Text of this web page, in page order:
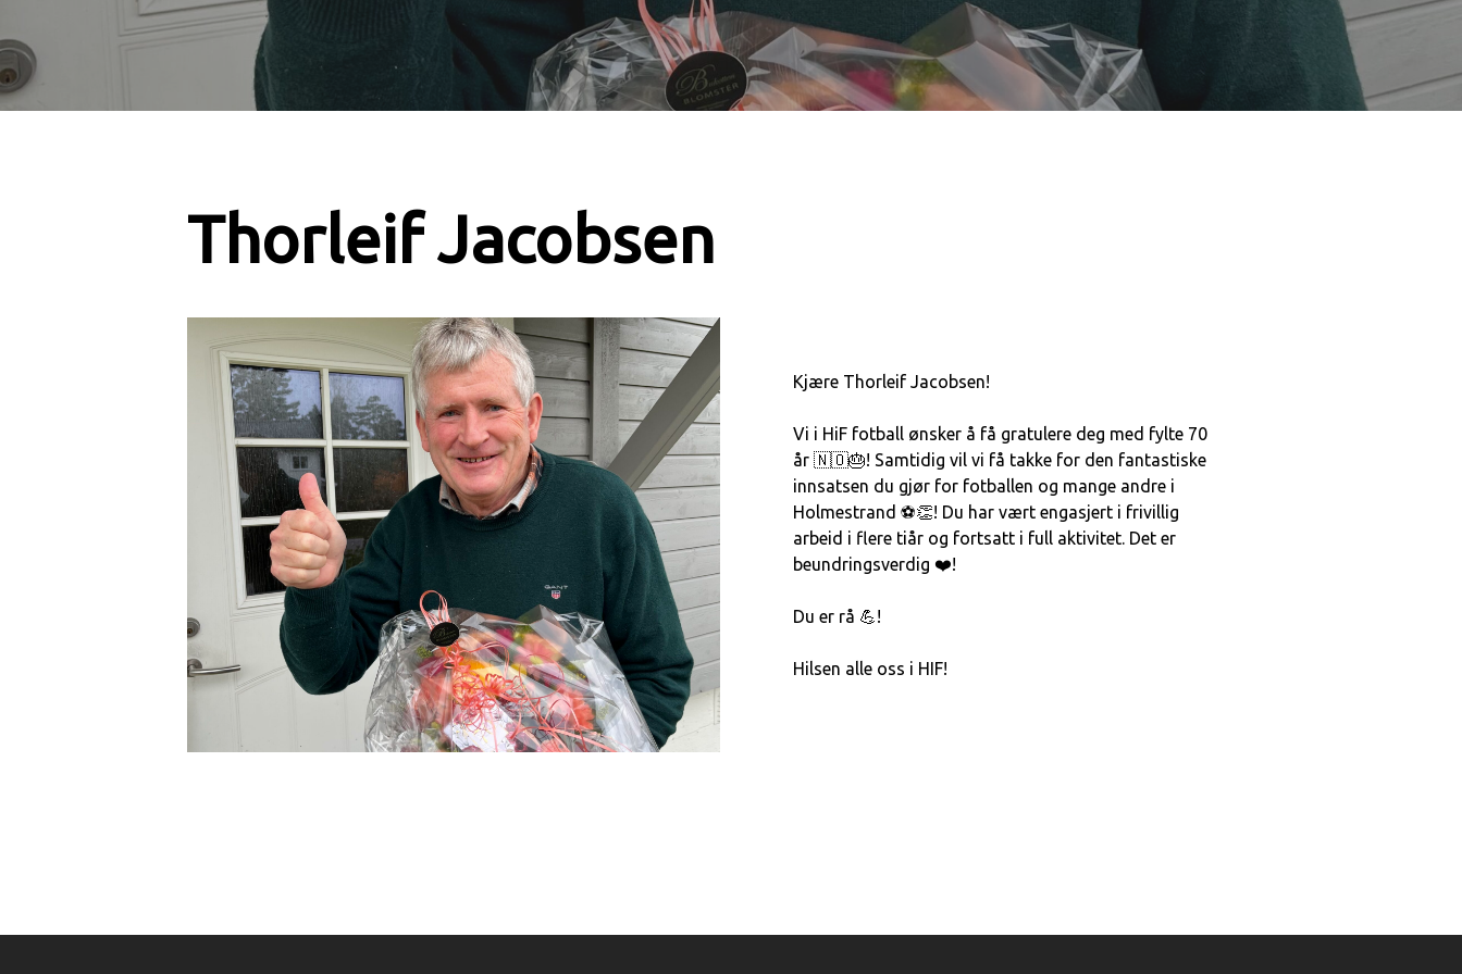
Thorleif Jacobsen
Kjære Thorleif Jacobsen!
Vi i HiF fotball ønsker å få gratulere deg med fylte 70
år 🇳🇴🎂! Samtidig vil vi få takke for den fantastiske
innsatsen du gjør for fotballen og mange andre i
Holmestrand ⚽👏! Du har vært engasjert i frivillig
arbeid i flere tiår og fortsatt i full aktivitet. Det er
beundringsverdig ❤️!
Du er rå 💪!
Hilsen alle oss i HIF!